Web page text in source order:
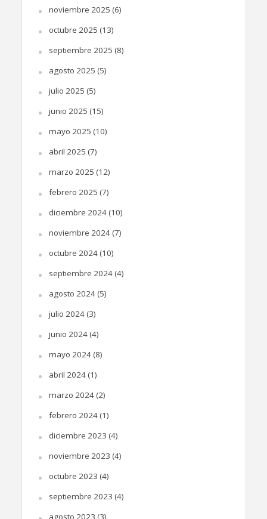
noviembre 2025 (6)
octubre 2025 (13)
septiembre 2025 (8)
agosto 2025 (5)
julio 2025 (5)
junio 2025 (15)
mayo 2025 (10)
abril 2025 (7)
marzo 2025 (12)
febrero 2025 (7)
diciembre 2024(10)
noviembre 2024(7)
octubre 2024(10)
septiembre 2024(4)
agosto 2024(5)
julio 2024(3)
junio 2024(4)
mayo 2024(8)
abril 2024(1)
marzo 2024(2)
febrero 2024(1)
diciembre 2023 (4)
noviembre 2023 (4)
octubre 2023 (4)
septiembre 2023 (4)
agosto 2023 (3)